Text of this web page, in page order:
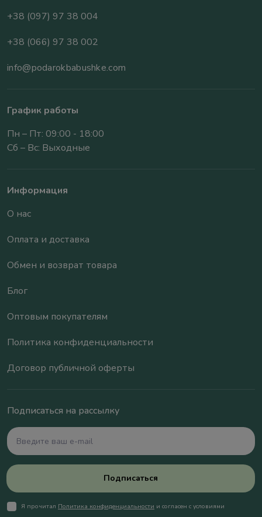
+38 (097) 97 38 004
+38 (066) 97 38 002
info@podarokbabushke.com
График работы
Пн – Пт: 09:00 - 18:00
Сб – Вс: Выходные
Информация
О нас
Оплата и доставка
Обмен и возврат товара
Блог
Оптовым покупателям
Политика конфиденциальности
Договор публичной оферты
Подписаться на рассылку
Подписаться
Я прочитал Политика конфиденциальности и согласен с условиями